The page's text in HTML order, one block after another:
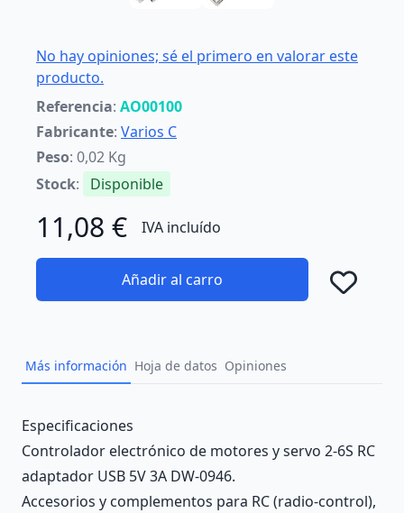
No hay opiniones; sé el primero en valorar este
producto.
Referencia: AO00100
Fabricante: Varios C
Peso: 0,02 Kg
Stock: Disponible
11,08 € IVA incluído
Añadir al carro
Más información Hoja de datos Opiniones
Description
Especificaciones
Controlador electrónico de motores y servo 2-6S RC
adaptador USB 5V 3A DW-0946.
Accesorios y complementos para RC (radio-control),